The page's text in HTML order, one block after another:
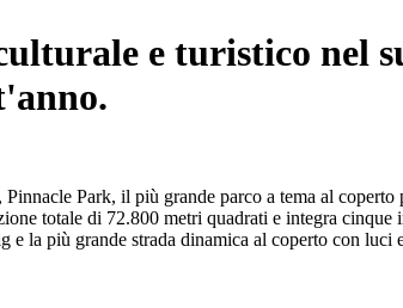
e turistico nel
Park, il più grande parco a tema al
totale di 72.800 metri quadrati e integra
la più grande strada dinamica al coperto con